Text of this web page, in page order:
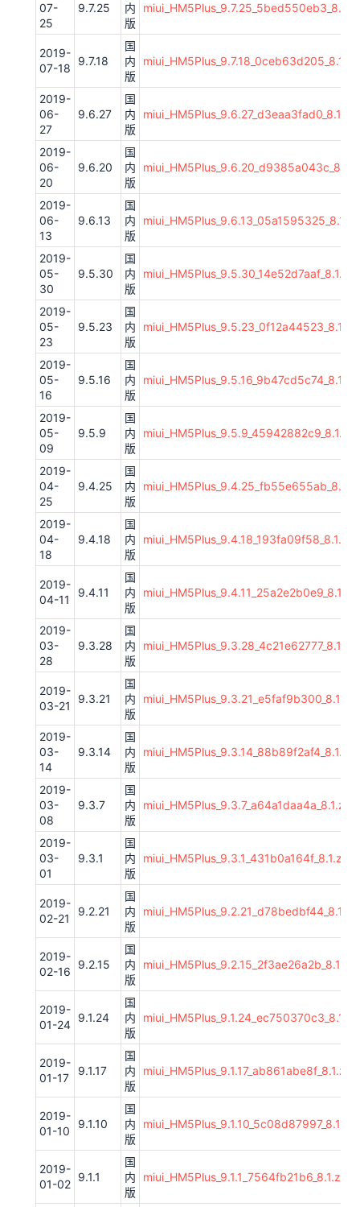
07-
25
9.7.25
内
版
2019-
07-18
9.7.18
国
内
版
2019-
06-
27
9.6.27
国
内
版
miui_HM5Plus_9.6.27_d3eaa3fad0_8.1.zip
2019-
06-
20
9.6.20
国
内
版
2019-
06-
13
9.6.13
国
内
版
2019-
05-
30
9.5.30
国
内
版
miui_HM5Plus_9.5.30_14e52d7aaf_8.1.zip
2019-
05-
23
9.5.23
国
内
版
2019-
05-
16
9.5.16
国
内
版
2019-
05-
09
9.5.9
国
内
版
miui_HM5Plus_9.5.9_45942882c9_8.1.zip
2019-
04-
25
9.4.25
国
内
版
2019-
04-
18
9.4.18
国
内
版
miui_HM5Plus_9.4.18_193fa09f58_8.1.zip
2019-
04-11
9.4.11
国
内
版
miui_HM5Plus_9.4.11_25a2e2b0e9_8.1.zip
2019-
03-
28
9.3.28
国
内
版
miui_HM5Plus_9.3.28_4c21e62777_8.1.zip
2019-
03-21
9.3.21
国
内
版
miui_HM5Plus_9.3.21_e5faf9b300_8.1.zip
2019-
03-
14
9.3.14
国
内
版
miui_HM5Plus_9.3.14_88b89f2af4_8.1.zip
2019-
03-
08
9.3.7
国
内
版
miui_HM5Plus_9.3.7_a64a1daa4a_8.1.zip
2019-
03-
01
9.3.1
国
内
版
miui_HM5Plus_9.3.1_431b0a164f_8.1.zip
2019-
02-21
9.2.21
国
内
版
2019-
02-16
9.2.15
国
内
版
miui_HM5Plus_9.2.15_2f3ae26a2b_8.1.zip
2019-
01-24
9.1.24
国
内
版
2019-
01-17
9.1.17
国
内
版
miui_HM5Plus_9.1.17_ab861abe8f_8.1.zip
2019-
01-10
9.1.10
国
内
版
miui_HM5Plus_9.1.10_5c08d87997_8.1.zip
2019-
01-02
9.1.1
国
内
版
miui_HM5Plus_9.1.1_7564fb21b6_8.1.zip